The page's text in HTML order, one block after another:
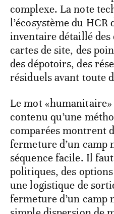
complexe. La note
l’écosystème du HCR
inventaire détaillé des
cartes de site, des
des dépotoirs, des
résiduels avant toute
Le mot
contenu qu’une
comparées montrent
fermeture d’un camp
séquence facile. Il
politiques, des
une logistique de
fermeture d’un camp